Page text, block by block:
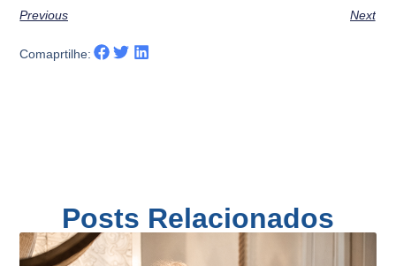
Previous Next
Comaprtilhe:
Posts Relacionados